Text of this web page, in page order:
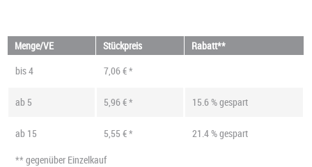
Menge/VE Stückpreis
Rabatt**
bis4 7,06 € *
ab 5 5,96 € * 15.6 % gespart
ab 15 5,55 € *
21.4 % gespart
** gegenüber Einzelkauf